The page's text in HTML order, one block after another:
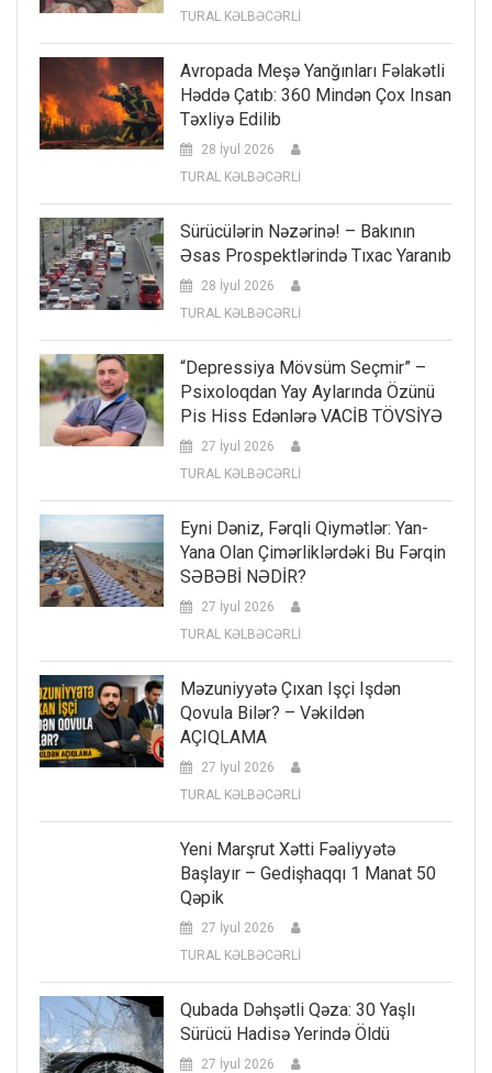
TURAL KƏLBƏCƏRLİ
Avropada Meşə Yanğınları Fəlakətli
Həddə Çatıb: 360 Mindən Çox Insan
Təxliyə Edilib
28 İyul 2026
TURAL KƏLBƏCƏRLİ
Sürücülərin Nəzərinə! – Bakının
Əsas Prospektlərində Tıxac Yaranıb
28 İyul 2026
TURAL KƏLBƏCƏRLİ
“Depressiya Mövsüm Seçmir” –
Psixoloqdan Yay Aylarında Özünü
Pis Hiss Edənlərə VACİB TÖVSİYƏ
27 İyul 2026
TURAL KƏLBƏCƏRLİ
Eyni Dəniz, Fərqli Qiymətlər: Yan-
Yana Olan Çimərliklərdəki Bu Fərqin
SƏBƏBİ NƏDİR?
27 İyul 2026
TURAL KƏLBƏCƏRLİ
Məzuniyyətə Çıxan Işçi Işdən
Qovula Bilər? – Vəkildən
AÇIQLAMA
27 İyul 2026
TURAL KƏLBƏCƏRLİ
Yeni Marşrut Xətti Fəaliyyətə
Başlayır – Gedişhaqqı 1 Manat 50
Qəpik
27 İyul 2026
TURAL KƏLBƏCƏRLİ
Qubada Dəhşətli Qəza: 30 Yaşlı
Sürücü Hadisə Yerində Öldü
27 İyul 2026